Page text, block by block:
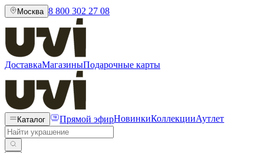
Москва 8 800 302 27 08
ДоставкаМагазиныПодарочные карты
Каталог Прямой эфирНовинкиКоллекцииАутлет